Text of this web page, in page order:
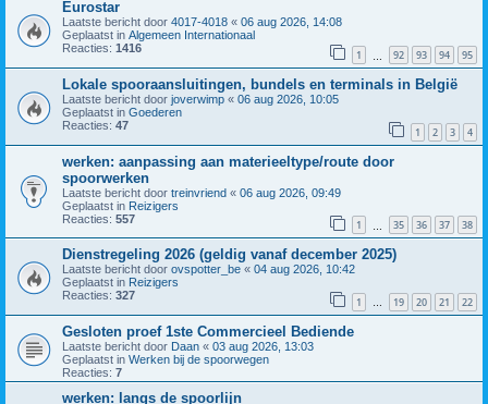
Eurostar
Laatste bericht door 4017-4018 « 06 aug 2026, 14:08
Geplaatst in Algemeen Internationaal
Reacties: 1416 1 92 93 94 95
Lokale spooraansluitingen, bundels en terminals in België
Laatste bericht door joverwimp « 06 aug 2026, 10:05
Geplaatst in Goederen
Reacties: 47 1 2 3 4
werken: aanpassing aan materieeltype/route door
spoorwerken
Laatste bericht door treinvriend « 06 aug 2026, 09:49
Geplaatst in Reizigers
Reacties: 557 1 35 36 37 38
Dienstregeling 2026 (geldig vanaf december 2025)
Laatste bericht door ovspotter_be « 04 aug 2026, 10:42
Geplaatst in Reizigers
Reacties: 327 1 … 19 20 21 22
Gesloten proef 1ste Commercieel Bediende
Laatste bericht door Daan « 03 aug 2026, 13:03
Geplaatst in Werken bij de spoorwegen
Reacties: 7
werken: langs de spoorlijn